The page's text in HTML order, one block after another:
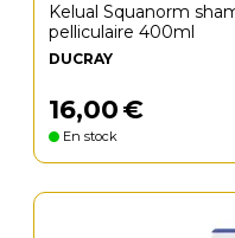
Kelual Squanorm
pelliculaire 400ml
DUCRAY
16,00€
En stock